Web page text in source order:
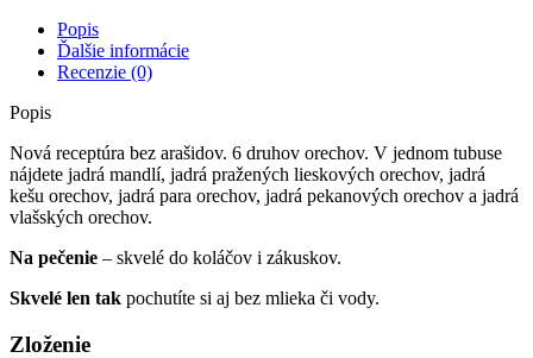
Popis
Ďalšie informácie
Recenzie (0)
Popis
Nová receptúra bez arašidov. 6 druhov orechov. V jednom tubuse
nájdete jadrá mandlí, jadrá pražených lieskových orechov, jadrá
kešu orechov, jadrá para orechov, jadrá pekanových orechov a jadrá
vlašských orechov.
Na pečenie – skvelé do koláčov i zákuskov.
Skvelé len tak pochutíte si aj bez mlieka či vody.
Zloženie